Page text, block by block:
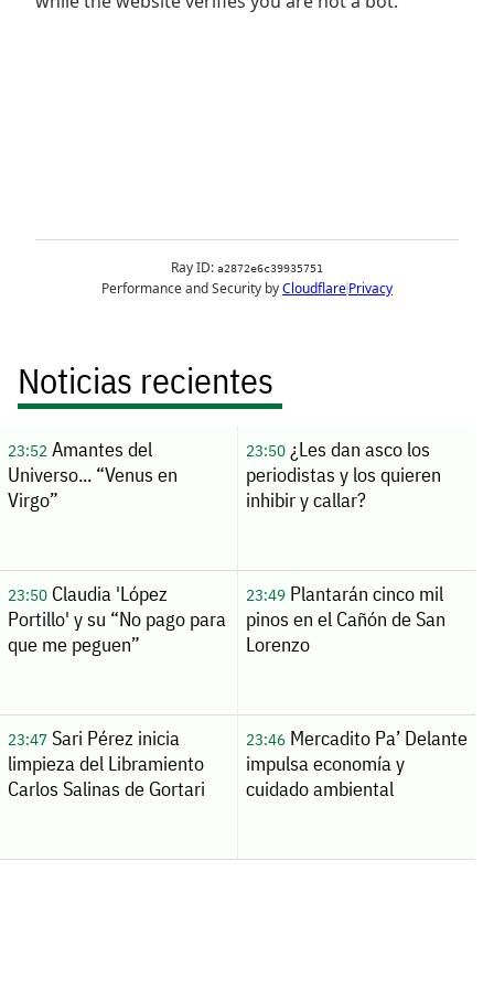
Noticias recientes
23:52Amantes del
Universo... “Venus en
Virgo”
23:50¿Les dan asco los
periodistas y los quieren
inhibir y callar?
23:50Claudia 'López
Portillo' y su “No pago para
que me peguen”
23:49Plantarán cinco mil
pinos en el Cañón de San
Lorenzo
23:47Sari Pérez inicia
limpieza del Libramiento
Carlos Salinas de Gortari
23:46Mercadito Pa’ Delante
impulsa economía y
cuidado ambiental